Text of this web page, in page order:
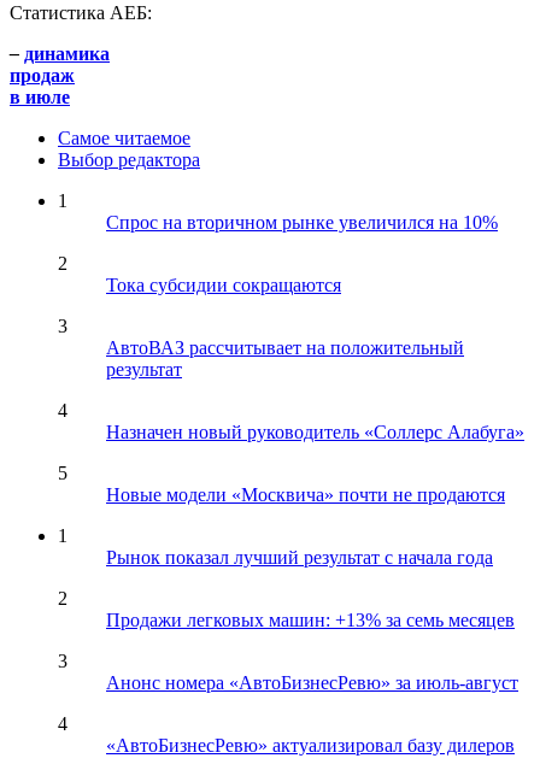
Статистика АЕБ:
– динамика
продаж
в июле
Самое читаемое
Выбор редактора
1
Спрос на вторичном рынке увеличился на 10%
2
Тока субсидии сокращаются
3
АвтоВАЗ рассчитывает на положительный
результат
4
Назначен новый руководитель «Соллерс Алабуга»
5
Новые модели «Москвича» почти не продаются
1
Рынок показал лучший результат с начала года
2
Продажи легковых машин: +13% за семь месяцев
3
Анонс номера «АвтоБизнесРевю» за июль-август
4
«АвтоБизнесРевю» актуализировал базу дилеров